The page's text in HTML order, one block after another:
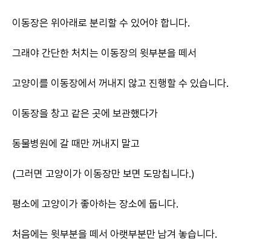
이동장은 위아래로 분리할 수 있어야 합니다.
그래야 간단한 처치는 이동장의 윗부분을 떼서
고양이를 이동장에서 꺼내지 않고 진행할 수 있습니다.
이동장을 창고 같은 곳에 보관했다가
동물병원에 갈 때만 꺼내지 말고
(그러면 고양이가 이동장만 보면 도망칩니다.)
평소에 고양이가 좋아하는 장소에 둡니다.
처음에는 윗부분을 떼서 아랫부분만 남겨 놓습니다.